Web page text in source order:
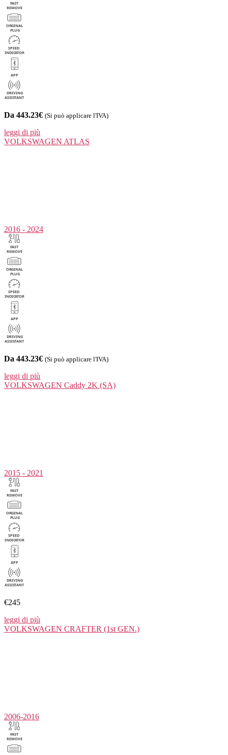
Da 443.23€ (Si può applicare l'IVA)
leggi di più
VOLKSWAGEN ATLAS
2016 - 2024
Da 443.23€ (Si può applicare l'IVA)
leggi di più
VOLKSWAGEN Caddy 2K (SA)
2015 - 2021
€245
leggi di più
VOLKSWAGEN CRAFTER (1st GEN.)
2006-2016